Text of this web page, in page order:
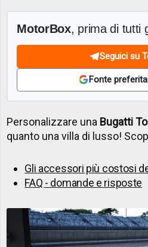
MotorBox, prima di tutti
Seguici su
Fonte
Personalizzare una Bugatti
quanto una villa di lusso!
Gli accessori più costosi
FAQ - domande e risposte